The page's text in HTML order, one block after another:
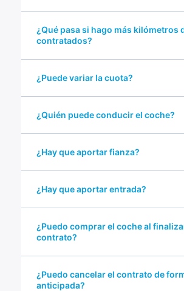
¿Qué pasa si hago más kilómetros
contratados?
¿Puede variar la cuota?
¿Quién puede conducir el coche?
¿Hay que aportar fianza?
¿Hay que aportar entrada?
¿Puedo comprar el coche al
contrato?
¿Puedo cancelar el contrato de
anticipada?